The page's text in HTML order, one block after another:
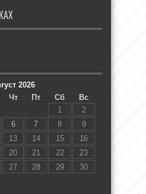
2026
Чт Пт Сб
Вс
1
2
6 7 8
9
13 14 15
16
20 21 22
23
27 28 29
30